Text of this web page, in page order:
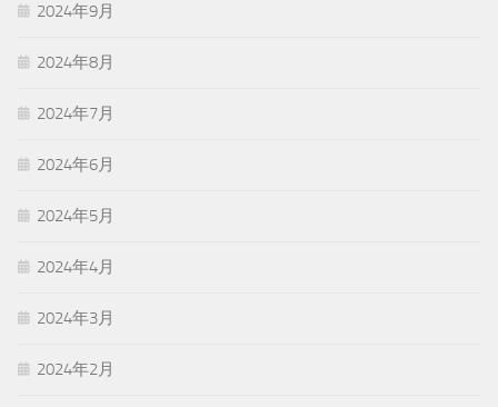
2024年9月
2024年8月
2024年7月
2024年6月
2024年5月
2024年4月
2024年3月
2024年2月